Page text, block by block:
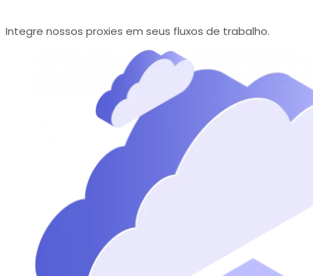
Integre nossos proxies em seus fluxos de trabalho.